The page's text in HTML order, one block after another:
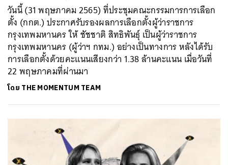
​​วันนี้ (31 พฤษภาคม 2565) ที่ประชุมคณะกรรมการการเลือก
ตั้ง (กกต.) ประกาศรับรองผลการเลือกตั้งผู้ว่าราชการ
กรุงเทพมหานคร ให้ ชัชชาติ สิทธิพันธุ์ เป็นผู้ว่าราชการ
กรุงเทพมหานคร (ผู้ว่าฯ กทม.) อย่างเป็นทางการ หลังได้รับ
การเลือกตั้งด้วยคะแนนเสียงกว่า 1.38 ล้านคะแนน เมื่อวันที่
22 พฤษภาคมที่ผ่านมา
โดย THE MOMENTUM TEAM